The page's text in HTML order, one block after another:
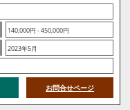
140,000円 - 450,000円
2023年5月
お問合せページ